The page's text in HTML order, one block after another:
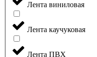
Лента виниловая
Лента каучуковая
Лента ПВХ